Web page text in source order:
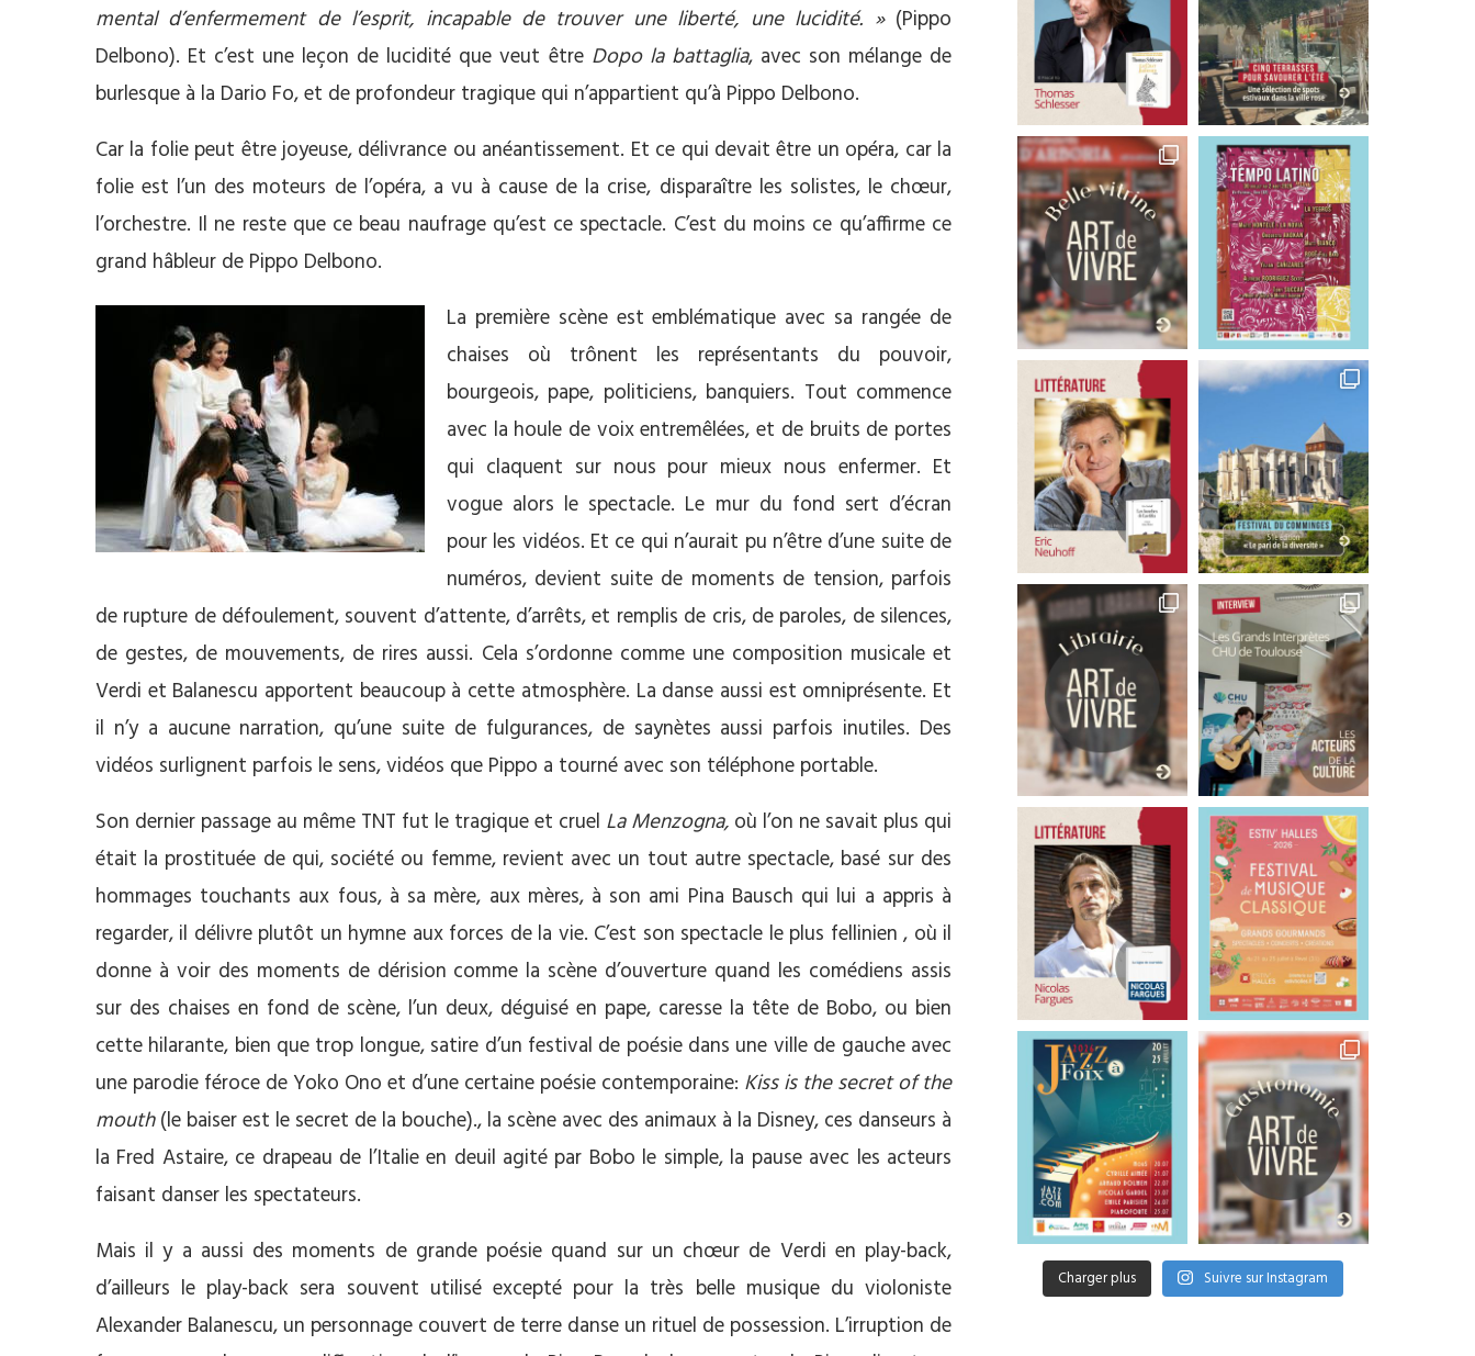
mental d’enfermement de l’esprit, incapable de trouver une liberté, une lucidité. »(Pippo
Delbono). Et c’est une leçon de lucidité que veut être Dopo la battaglia, avec son mélange de
burlesque à la Dario Fo, et de profondeur tragique qui n’appartient qu’à Pippo Delbono.
Car la folie peut être joyeuse, délivrance ou anéantissement. Et ce qui devait être un opéra, car la
folie est l’un des moteurs de l’opéra, a vu à cause de la crise, disparaître les solistes, le chœur,
l’orchestre. Il ne reste que ce beau naufrage qu’est ce spectacle. C’est du moins ce qu’affirme ce
grand hâbleur de Pippo Delbono.
La première scène est emblématique avec sa rangée de
chaises où trônent les représentants du pouvoir,
bourgeois, pape, politiciens, banquiers. Tout commence
avec la houle de voix entremêlées, et de bruits de portes
qui claquent sur nous pour mieux nous enfermer. Et
vogue alors le spectacle. Le mur du fond sert d’écran
pour les vidéos. Et ce qui n’aurait pu n’être d’une suite de
numéros, devient suite de moments de tension, parfois
de rupture de défoulement, souvent d’attente, d’arrêts, et remplis de cris, de paroles, de silences,
de gestes, de mouvements, de rires aussi. Cela s’ordonne comme une composition musicale et
Verdi et Balanescu apportent beaucoup à cette atmosphère. La danse aussi est omniprésente. Et
il n’y a aucune narration, qu’une suite de fulgurances, de saynètes aussi parfois inutiles. Des
vidéos surlignent parfois le sens, vidéos que Pippo a tourné avec son téléphone portable.
Son dernier passage au même TNT fut le tragique et cruel La Menzogna, où l’on ne savait plus qui
était la prostituée de qui, société ou femme, revient avec un tout autre spectacle, basé sur des
hommages touchants aux fous, à sa mère, aux mères, à son ami Pina Bausch qui lui a appris à
regarder, il délivre plutôt un hymne aux forces de la vie. C’est son spectacle le plus fellinien , où il
donne à voir des moments de dérision comme la scène d’ouverture quand les comédiens assis
sur des chaises en fond de scène, l’un deux, déguisé en pape, caresse la tête de Bobo, ou bien
cette hilarante, bien que trop longue, satire d’un festival de poésie dans une ville de gauche avec
une parodie féroce de Yoko Ono et d’une certaine poésie contemporaine: Kiss is the secret of the
mouth(le baiser est le secret de la bouche)., la scène avec des animaux à la Disney, ces danseurs à
la Fred Astaire, ce drapeau de l’Italie en deuil agité par Bobo le simple, la pause avec les acteurs
faisant danser les spectateurs.
Mais il y a aussi des moments de grande poésie quand sur un chœur de Verdi en play-back,
d’ailleurs le play-back sera souvent utilisé excepté pour la très belle musique du violoniste
Alexander Balanescu, un personnage couvert de terre danse un rituel de possession. L’irruption de
Charger plus Suivre sur Instagram